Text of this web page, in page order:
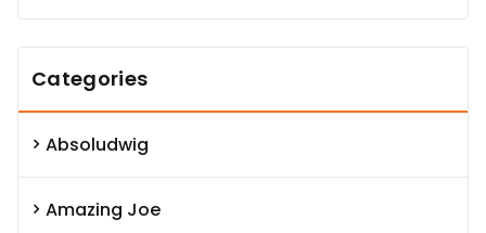
Categories
Absoludwig
Amazing Joe